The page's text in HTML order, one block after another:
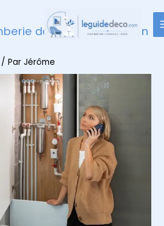
dans la construction
/ ParJérôme